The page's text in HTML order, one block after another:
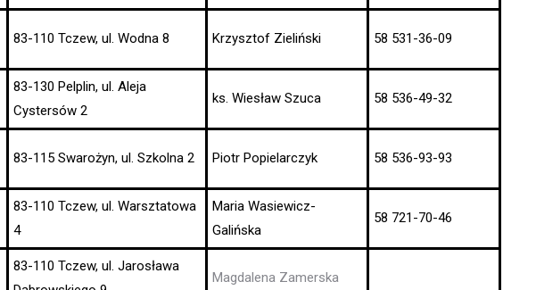
83-110 Tczew, ul. Wodna 8 Krzysztof Zieliński 58 531-36-09
83-130 Pelplin, ul. Aleja
Cystersów 2
ks. Wiesław Szuca 58 536-49-32
83-115 Swarożyn, ul. Szkolna 2 Piotr Popielarczyk 58 536-93-93
83-110 Tczew, ul. Warsztatowa
4
Maria Wasiewicz-
Galińska
58 721-70-46
83-110 Tczew, ul. Jarosława
Magdalena Zamerska